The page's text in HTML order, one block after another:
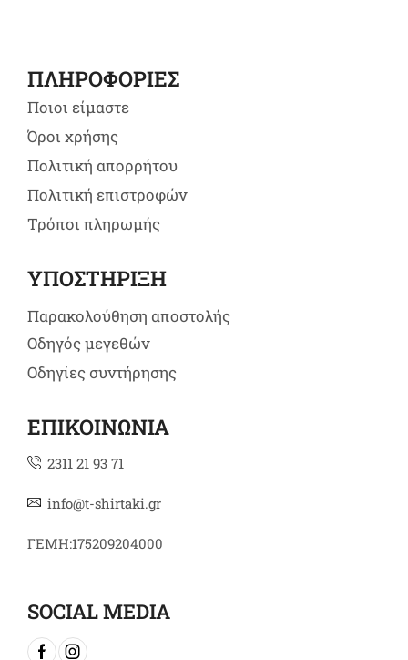
ΠΛΗΡΟΦΟΡΙΕΣ
Ποιοι είμαστε
Όροι χρήσης
Πολιτική απορρήτου
Πολιτική επιστροφών
Τρόποι πληρωμής
ΥΠΟΣΤΗΡΙΞΗ
Παρακολούθηση αποστολής
Οδηγός μεγεθών
Οδηγίες συντήρησης
ΕΠΙΚΟΙΝΩΝΙΑ
2311 21 93 71
info@t-shirtaki.gr
ΓΕΜΗ:175209204000
SOCIAL MEDIA